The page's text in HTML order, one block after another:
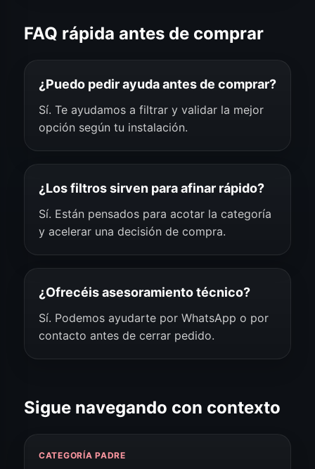
FAQ rápida antes de comprar
¿Puedo pedir ayuda antes de comprar?
Sí. Te ayudamos a filtrar y validar la mejor
opción según tu instalación.
¿Los filtros sirven para afinar rápido?
Sí. Están pensados para acotar la categoría
y acelerar una decisión de compra.
¿Ofrecéis asesoramiento técnico?
Sí. Podemos ayudarte por WhatsApp o por
contacto antes de cerrar pedido.
Sigue navegando con contexto
CATEGORÍA PADRE